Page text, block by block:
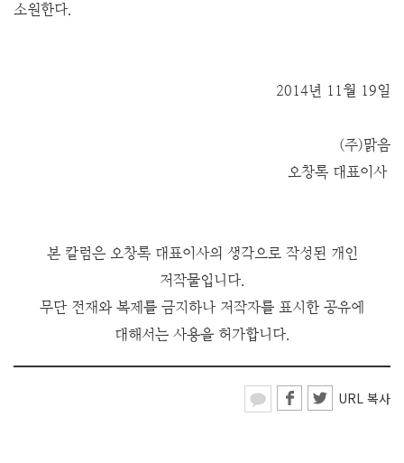
소원한다.
2014년 11월 19일
(주)맑음
오창록 대표이사
본 칼럼은 오창록 대표이사의 생각으로 작성된 개인
저작물입니다.
무단 전재와 복제를 금지하나 저작자를 표시한 공유에
대해서는 사용을 허가합니다.
URL 복사